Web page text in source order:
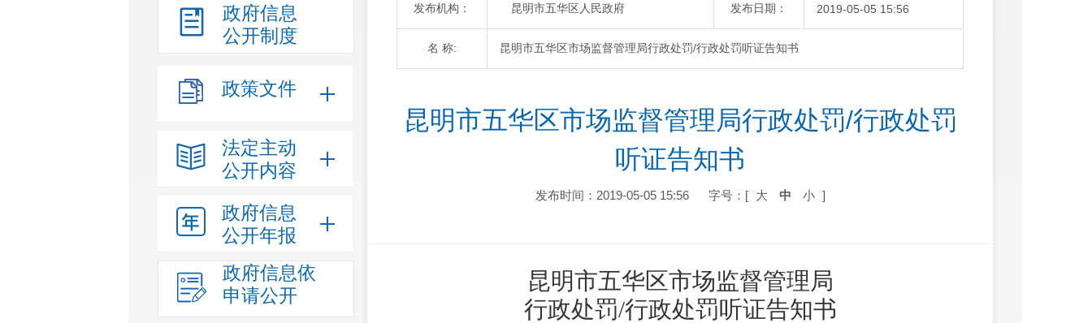
政府信息
公开制度
政策文件
法定主动
公开内容
政府信息
公开年报
政府信息依
申请公开
发布机构： 昆明市五华区人民政府 发布日期： 2019-05-05 15:56
名 称: 昆明市五华区市场监督管理局行政处罚/行政处罚听证告知书
昆明市五华区市场监督管理局行政处罚/行政处罚
听证告知书
发布时间：2019-05-05 15:56 字号：[ 大 中 小 ]
昆明市五华区市场监督管理局
行政处罚/行政处罚听证告知书